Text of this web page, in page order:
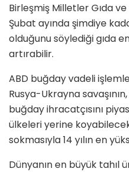
Birleşmiş Milletler Gıda
Şubat ayında şimdiye
olduğunu söylediği gıda
artırabilir.
ABD buğday vadeli
Rusya-Ukrayna
buğday ihracatçısını
ülkeleri yerine
sokmasıyla 14 yılın en
Dünyanın en büyük tahıl